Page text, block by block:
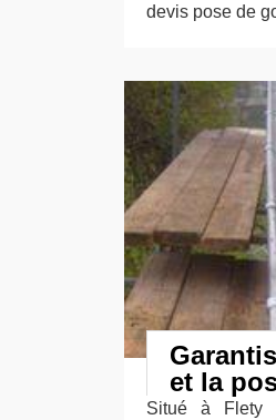
devis pose de
et la
Situé à Flety